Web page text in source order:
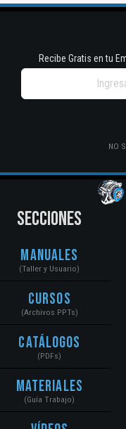
Recibe Gratis en tu
NO
SECCIONES
Manuales
(Taller y Usuario)
Cursos
(Archivos PPTs)
Catálogos
(PDFs)
Materiales
(Guía Trabajo)